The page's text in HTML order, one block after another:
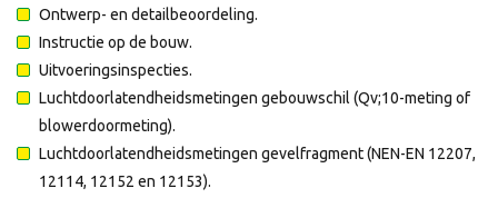
Ontwerp- en detailbeoordeling.
Instructie op de bouw.
Uitvoeringsinspecties.
Luchtdoorlatendheidsmetingen gebouwschil (Qv;10-meting of
blowerdoormeting).
Luchtdoorlatendheidsmetingen gevelfragment (NEN-EN 12207,
12114, 12152 en 12153).